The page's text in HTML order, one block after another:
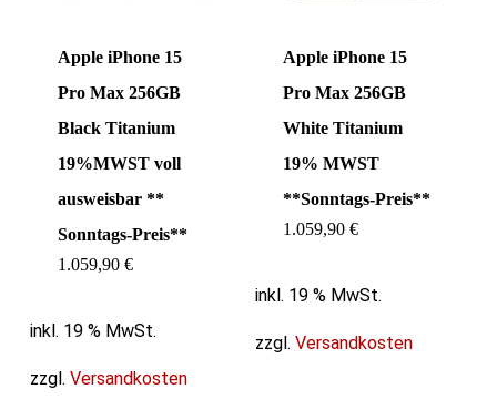
Apple iPhone 15
Pro Max 256GB
Black Titanium
19%MWST voll
ausweisbar **
Sonntags-Preis**
1.059,90€
inkl. 19 % MwSt.
zzgl.Versandkosten
Apple iPhone 15
Pro Max 256GB
White Titanium
19% MWST
**Sonntags-Preis**
1.059,90€
inkl. 19 % MwSt.
zzgl.Versandkosten